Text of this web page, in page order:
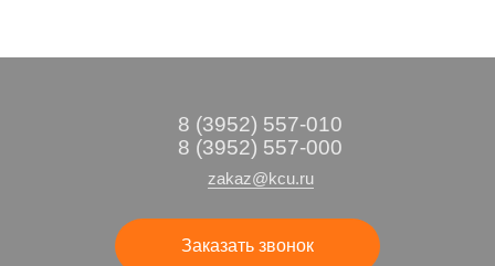
8 (3952) 557-010
8 (3952) 557-000
zakaz@kcu.ru
Заказать звонок